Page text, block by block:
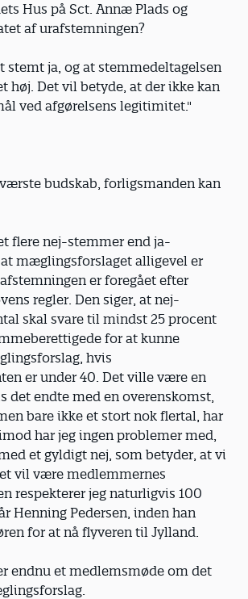
Hus på Sct. Annæ Plads og
af urafstemningen?
stemt ja, og at stemmedeltagelsen
høj. Det vil betyde, at der ikke kan
ved afgørelsens legitimitet."
budskab, forligsmanden kan
flere nej-stemmer end ja-
mæglingsforslaget alligevel er
er foregået efter
regler. Den siger, at nej-
skal svare til mindst 25 procent
for at kunne
hvis
er under 40. Det ville være en
det endte med en overenskomst,
bare ikke et stort nok flertal, har
har jeg ingen problemer med,
et gyldigt nej, som betyder, at vi
vil være medlemmernes
respekterer jeg naturligvis 100
Henning Pedersen, inden han
for at nå flyveren til Jylland.
endnu et medlemsmøde om det